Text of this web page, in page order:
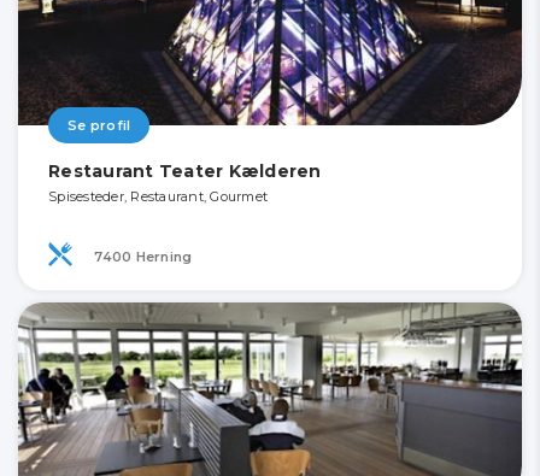
Se profil
Restaurant Teater Kælderen
Spisesteder, Restaurant, Gourmet
7400 Herning